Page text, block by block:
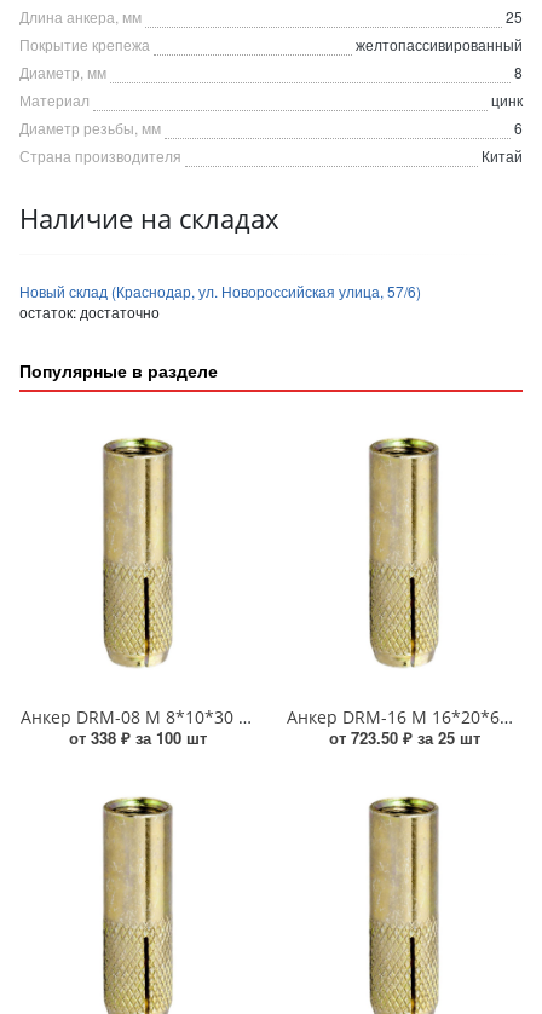
Длина анкера, мм
25
Покрытие крепежа
желтопассивированный
Диаметр, мм
8
Материал
цинк
Диаметр резьбы, мм
6
Страна производителя
Китай
Наличие на складах
Новый склад (Краснодар, ул. Новороссийская улица, 57/6)
остаток: достаточно
Популярные в разделе
Анкер DRM-08 М 8*10*30 забивной УТ-00005938
от 338 ₽ за 100 шт
Анкер DRM-16 М 16*20*65 забивной УТ000015007
от 723.50 ₽ за 25 шт